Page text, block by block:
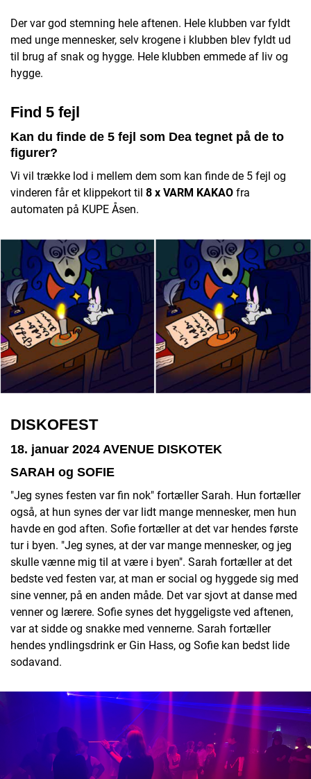
Der var god stemning hele aftenen. Hele klubben var fyldt
med unge mennesker, selv krogene i klubben blev fyldt ud
til brug af snak og hygge. Hele klubben emmede af liv og
hygge.
Find 5 fejl
Kan du finde de 5 fejl som Dea tegnet på de to
figurer?
Vi vil trække lod i mellem dem som kan finde de 5 fejl og
vinderen får et klippekort til 8 x VARM KAKAO fra
automaten på KUPE Åsen.
DISKOFEST
18. januar 2024 AVENUE DISKOTEK
SARAH og SOFIE
"Jeg synes festen var fin nok" fortæller Sarah. Hun fortæller
også, at hun synes der var lidt mange mennesker, men hun
havde en god aften. Sofie fortæller at det var hendes første
tur i byen. "Jeg synes, at der var mange mennesker, og jeg
skulle vænne mig til at være i byen". Sarah fortæller at det
bedste ved festen var, at man er social og hyggede sig med
sine venner, på en anden måde. Det var sjovt at danse med
venner og lærere. Sofie synes det hyggeligste ved aftenen,
var at sidde og snakke med vennerne. Sarah fortæller
hendes yndlingsdrink er Gin Hass, og Sofie kan bedst lide
sodavand.